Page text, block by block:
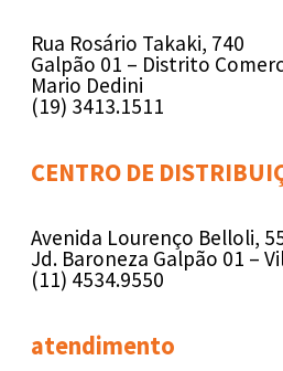
Rua Rosário Takaki, 740
Galpão 01 – Distrito
Mario Dedini
(19) 3413.1511
CENTRO DE
Avenida Lourenço Belloli,
Jd. Baroneza Galpão 01 –
(11) 4534.9550
atendimento